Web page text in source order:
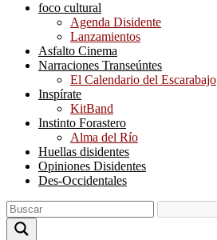
foco cultural
Agenda Disidente
Lanzamientos
Asfalto Cinema
Narraciones Transeúntes
El Calendario del Escarabajo
Inspírate
KitBand
Instinto Forastero
Alma del Río
Huellas disidentes
Opiniones Disidentes
Des-Occidentales